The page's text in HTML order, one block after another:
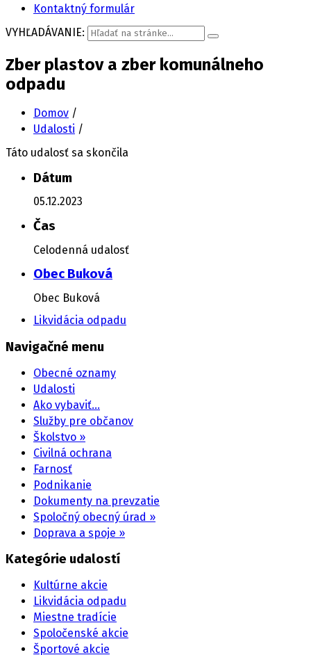
Kontaktný formulár
VYHĽADÁVANIE:
Zber plastov a zber komunálneho
odpadu
Domov /
Udalosti /
Táto udalosť sa skončila
Dátum
05.12.2023
Čas
Celodenná udalosť
Obec Buková
Obec Buková
Likvidácia odpadu
Navigačné menu
Obecné oznamy
Udalosti
Ako vybaviť…
Služby pre občanov
Školstvo »
Civilná ochrana
Farnosť
Podnikanie
Dokumenty na prevzatie
Spoločný obecný úrad »
Doprava a spoje »
Kategórie udalostí
Kultúrne akcie
Likvidácia odpadu
Miestne tradície
Spoločenské akcie
Športové akcie